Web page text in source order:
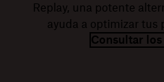
Replay, una potente
ayuda a optimizar tus
Consultar los